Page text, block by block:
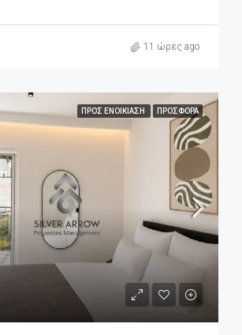
11 ώρες ago
ΠΡΟΣ ΕΝΟΙΚΊΑΣΗ ΠΡΟΣΦΟΡΆ